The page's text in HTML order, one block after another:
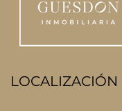
LOCALIZACIÓN